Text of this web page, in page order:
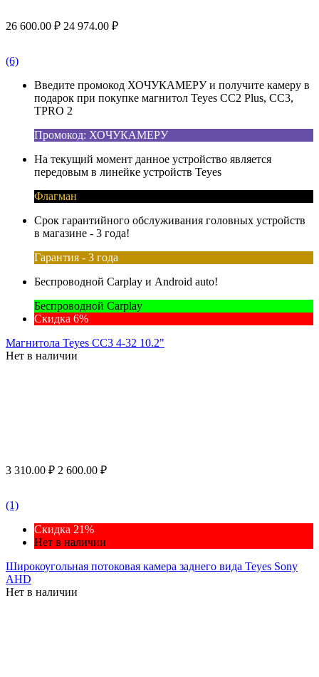
26 600.00 ₽ 24 974.00 ₽
(6)
Введите промокод ХОЧУКАМЕРУ и получите камеру в
подарок при покупке магнитол Teyes CC2 Plus, CC3,
TPRO 2
Промокод: ХОЧУКАМЕРУ
На текущий момент данное устройство является
передовым в линейке устройств Teyes
Флагман
Срок гарантийного обслуживания головных устройств
в магазине - 3 года!
Гарантия - 3 года
Беспроводной Carplay и Android auto!
Беспроводной Carplay
Скидка 6%
Магнитола Teyes CC3 4-32 10.2"
Нет в наличии
3 310.00 ₽ 2 600.00 ₽
(1)
Скидка 21%
Нет в наличии
Широкоугольная потоковая камера заднего вида Teyes Sony
AHD
Нет в наличии